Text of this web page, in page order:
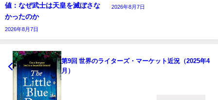
値：なぜ武士は天皇を滅ぼさな
かったのか
2026年8月7日
2026年8月7日
第9回 世界のライターズ・マーケット近況（2025年4
月）